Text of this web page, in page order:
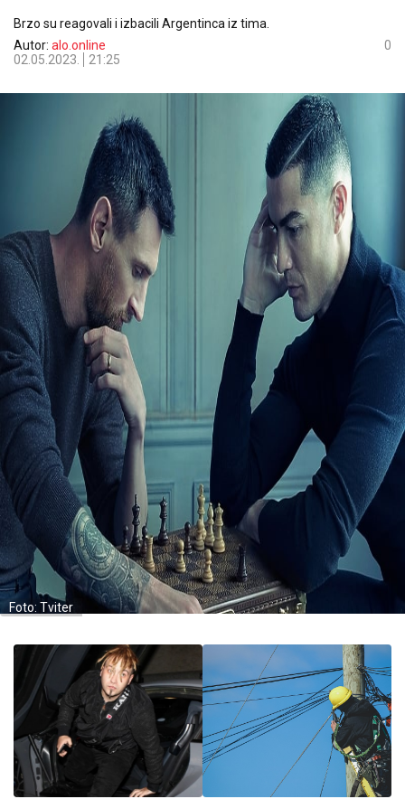
Brzo su reagovali i izbacili Argentinca iz tima.
Autor: alo.online
02.05.2023.
21:25
0
Foto: Tviter